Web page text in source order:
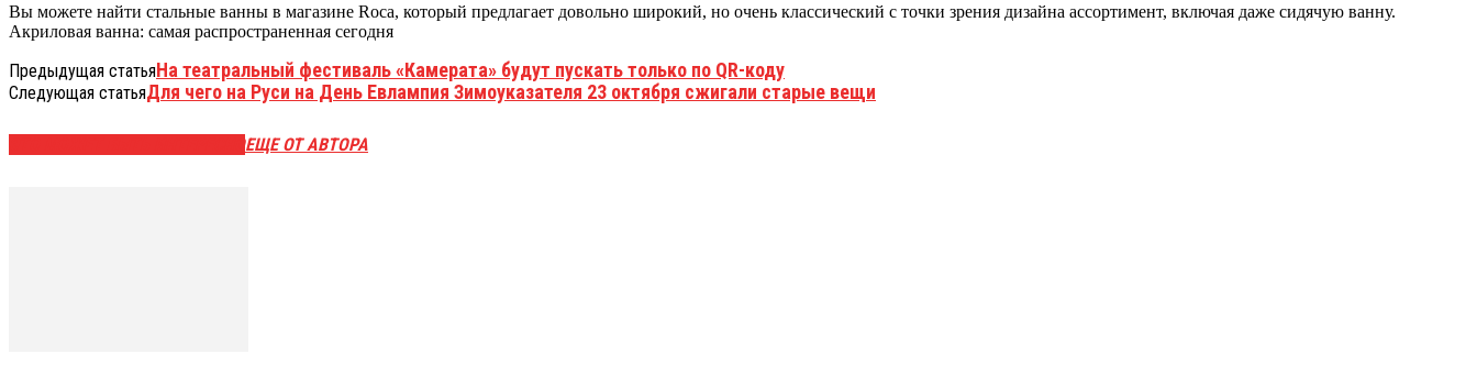
Вы можете найти стальные ванны в магазине Roca, который предлагает довольно широкий, но очень классический с точки зрения дизайна ассортимент, включая даже сидячую ванну.
Акриловая ванна: самая распространенная сегодня
Предыдущая статьяНа театральный фестиваль «Камерата» будут пускать только по QR-коду
Следующая статьяДля чего на Руси на День Евлампия Зимоуказателя 23 октября сжигали старые вещи
ЕЩЕ ОТ АВТОРА